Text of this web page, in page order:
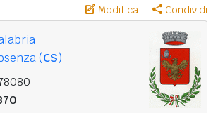
Modifica Condividi
(CS)